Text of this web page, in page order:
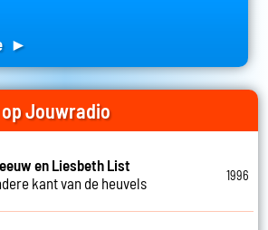
►
Jouwradio
en Liesbeth List
kant van de heuvels
1996